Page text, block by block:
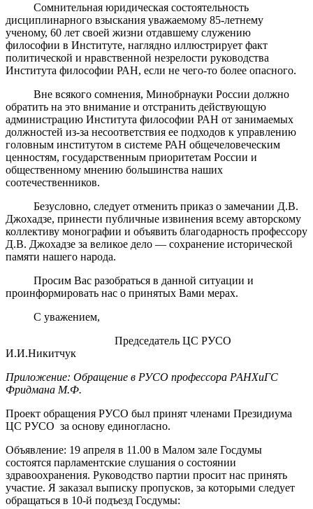
Сомнительная юридическая состоятельность
дисциплинарного взыскания уважаемому 85-летнему
ученому, 60 лет своей жизни отдавшему служению
философии в Институте, наглядно иллюстрирует факт
политической и нравственной незрелости руководства
Института философии РАН, если не чего-то более опасного.
Вне всякого сомнения, Минобрнауки России должно
обратить на это внимание и отстранить действующую
администрацию Института философии РАН от занимаемых
должностей из-за несоответствия ее подходов к управлению
головным институтом в системе РАН общечеловеческим
ценностям, государственным приоритетам России и
общественному мнению большинства наших
соотечественников.
Безусловно, следует отменить приказ о замечании Д.В.
Джохадзе, принести публичные извинения всему авторскому
коллективу монографии и объявить благодарность профессору
Д.В. Джохадзе за великое дело — сохранение исторической
памяти нашего народа.
Просим Вас разобраться в данной ситуации и
проинформировать нас о принятых Вами мерах.
С уважением,
Председатель ЦС РУСО
И.И.Никитчук
Приложение: Обращение в РУСО профессора РАНХиГС
Фридмана М.Ф.
Проект обращения РУСО был принят членами Президиума
ЦС РУСО за основу единогласно.
Объявление: 19 апреля в 11.00 в Малом зале Госдумы
состоятся парламентские слушания о состоянии
здравоохранения. Руководство партии просит нас принять
участие. Я заказал выписку пропусков, за которыми следует
обращаться в 10-й подъезд Госдумы: